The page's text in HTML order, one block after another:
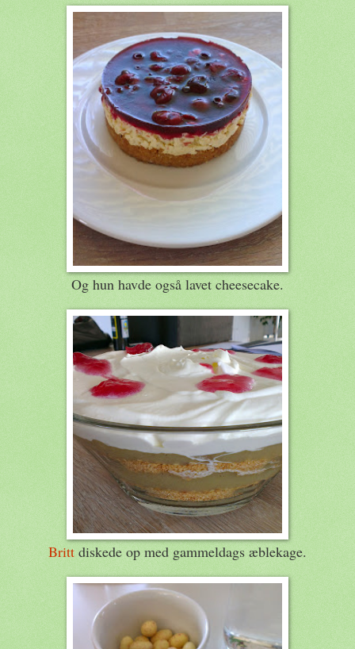
Og hun havde også lavet cheesecake.
Britt diskede op med gammeldags æblekage.